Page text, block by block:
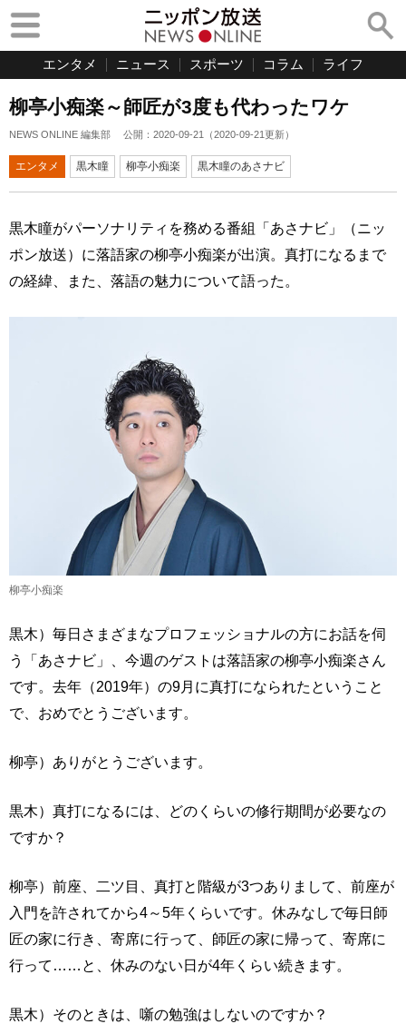
エンタメ ニュース スポーツ コラム ライフ
柳亭小痴楽～師匠が3度も代わったワケ
NEWS ONLINE 編集部 公開： 2020-09-21 （2020-09-21更新）
エンタメ 黒木瞳 柳亭小痴楽 黒木瞳のあさナビ
黒木瞳がパーソナリティを務める番組「あさナビ」（ニッ
ポン放送）に落語家の柳亭小痴楽が出演。真打になるまで
の経緯、また、落語の魅力について語った。
柳亭小痴楽
黒木）毎日さまざまなプロフェッショナルの方にお話を伺
う「あさナビ」、今週のゲストは落語家の柳亭小痴楽さん
です。去年（2019年）の9月に真打になられたということ
で、おめでとうございます。
柳亭）ありがとうございます。
黒木）真打になるには、どのくらいの修行期間が必要なの
ですか？
柳亭）前座、二ツ目、真打と階級が3つありまして、前座が
入門を許されてから4～5年くらいです。休みなしで毎日師
匠の家に行き、寄席に行って、師匠の家に帰って、寄席に
行って……と、休みのない日が4年くらい続きます。
黒木）そのときは、噺の勉強はしないのですか？